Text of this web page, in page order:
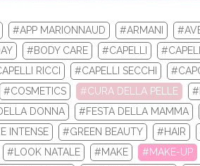
TUA ROUTINE CON I
tua nuova routine di bellezza con i
Re...
#APP MARIONNAUD #ARMANI
#BODY CARE #CAPELLI
RICCI #CAPELLI SECCHI
#COSMETICS #CURA DELLA PELLE
DONNA #FESTA DELLA MAMMA
INTENSE #GREEN BEAUTY #HAIR
#LOOK NATALE #MAKE #MAKE-UP